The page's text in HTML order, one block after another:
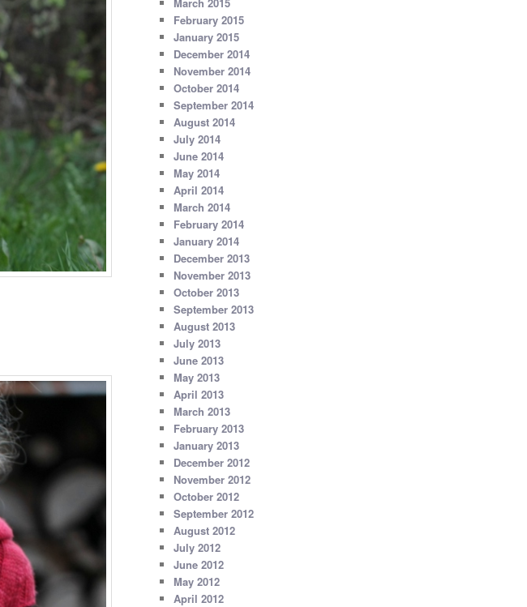
February 2015
January 2015
December 2014
November 2014
October 2014
September 2014
August 2014
July 2014
June 2014
May 2014
April 2014
March 2014
February 2014
January 2014
December 2013
November 2013
October 2013
September 2013
August 2013
July 2013
June 2013
May 2013
April 2013
March 2013
February 2013
January 2013
December 2012
November 2012
October 2012
September 2012
August 2012
July 2012
June 2012
May 2012
April 2012